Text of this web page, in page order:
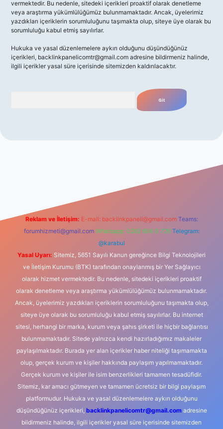
vermektedir. Bu nedenle, sitedeki içerikleri proaktif olarak denetleme
veya araştırma yükümlülüğümüz bulunmamaktadır. Ancak, üyelerimiz
yazdıkları içeriklerin sorumluluğunu taşımakta olup, siteye üye olarak bu
sorumluluğu kabul etmiş sayılırlar.
Hukuka ve yasal düzenlemelere aykırı olduğunu düşündüğünüz
içerikleri, backlinkpanelicomtr@gmail.com adresine bildirmeniz halinde,
ilgili içerikler yasal süre içerisinde sitemizden kaldırılacaktır.
Reklam ve İletişim: E-mail: backlinkpaneli@gmail.com Teams:
forumhizmeti@gmail.com Whatsapp: 0262 606 0 726 Telegram:
@karabul
Yasal Uyarı: Sitemiz, 5651 Sayılı Kanun gereğince Bilgi Teknolojileri
ve İletişim Kurumu (BTK) tarafından onaylanmış bir Yer Sağlayıcı
olarak hizmet vermektedir. Bu nedenle, sitedeki içerikleri proaktif
olarak denetleme veya araştırma yükümlülüğümüz bulunmamaktadır.
Ancak, üyelerimiz yazdıkları içeriklerin sorumluluğunu taşımakta olup,
siteye üye olarak bu sorumluluğu kabul etmiş sayılırlar. Bu internet
sitesi, herhangi bir marka, kurum veya şahıs şirketi ile hiçbir bağlantısı
bulunmamaktadır. Sitede yalnızca kendi hazırladığımız makaleler
paylaşılmaktadır. Burada yer alan içerikler haber niteliği taşımamakta
olup, gerçek kurum ve kişiler hakkında paylaşım yapılmamaktadır.
Gerçek kurum ve kişiler ile isim benzerlikleri tamamen tesadüfidir.
Sitemiz, kar amacı gütmeyen ve tamamen ücretsiz bir bilgi paylaşım
platformudur. Hukuka ve yasal düzenlemelere aykırı olduğunu
düşündüğünüz içerikleri, backlinkpanelicomtr@gmail.comadresine
bildirmeniz halinde, ilgili içerikler yasal süre içerisinde sitemizden